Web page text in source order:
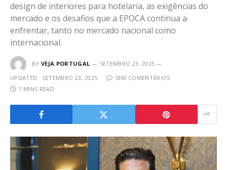
design de interiores para hotelaria, as exigências do
mercado e os desafios que a EPOCA continua a
enfrentar, tanto no mercado nacional como
internacional.
BY VEJA PORTUGAL
SETEMBRO 23, 2025
UPDATED:
SETEMBRO 23, 2025
SEM COMENTÁRIOS
7 MINS READ